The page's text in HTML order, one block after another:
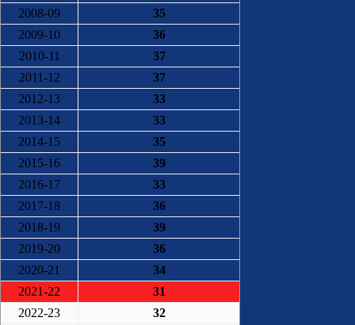
2008-09
35
2009-10
36
2010-11
37
2011-12
37
2012-13
33
2013-14
33
2014-15
35
2015-16
39
2016-17
33
2017-18
36
2018-19
39
2019-20
36
2020-21
34
2021-22
31
2022-23
32